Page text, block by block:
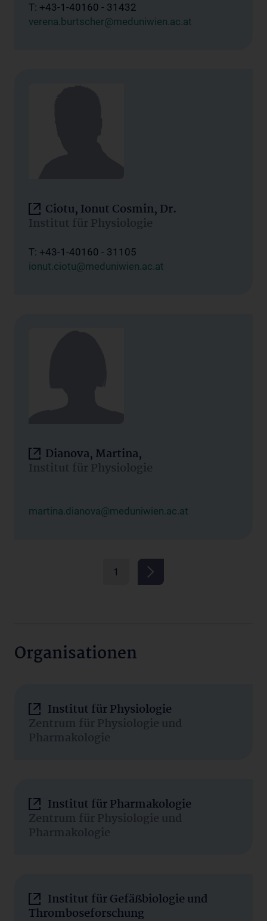
T: +43-1-40160 - 31432
verena.burtscher@meduniwien.ac.at
Ciotu, Ionut Cosmin, Dr.
Institut für Physiologie
T: +43-1-40160 - 31105
ionut.ciotu@meduniwien.ac.at
Dianova, Martina,
Institut für Physiologie
martina.dianova@meduniwien.ac.at
1
Organisationen
Institut für Physiologie
Zentrum für Physiologie und
Pharmakologie
Institut für Pharmakologie
Zentrum für Physiologie und
Pharmakologie
Institut für Gefäßbiologie und
Thromboseforschung